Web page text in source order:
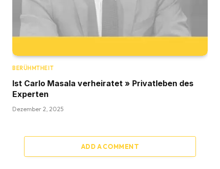
BERÜHMTHEIT
Ist Carlo Masala verheiratet » Privatleben des
Experten
Dezember 2, 2025
ADD A COMMENT